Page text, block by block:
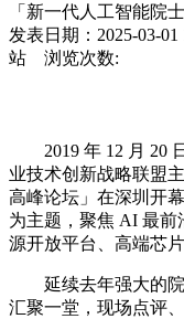
「新一代人工智能院
发表日期：2025-03-
站 浏览次数:
2019 年 12 月 20
业技术创新战略联盟
高峰论坛」在深圳开
为主题，聚焦 AI 最
源开放平台、高端芯
延续去年强大的院
汇聚一堂，现场点评